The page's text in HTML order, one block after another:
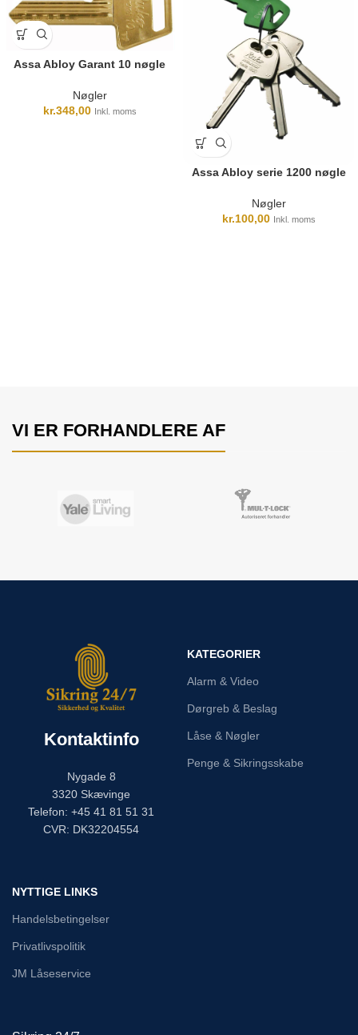
Assa Abloy Garant 10 nøgle
Nøgler
kr.348,00 Inkl. moms
Assa Abloy serie 1200 nøgle
Nøgler
kr.100,00 Inkl. moms
VI ER FORHANDLERE AF
Kontaktinfo
Nygade 8
3320 Skævinge
Telefon: +45 41 81 51 31
CVR: DK32204554
KATEGORIER
Alarm & Video
Dørgreb & Beslag
Låse & Nøgler
Penge & Sikringsskabe
NYTTIGE LINKS
Handelsbetingelser
Privatlivspolitik
JM Låseservice